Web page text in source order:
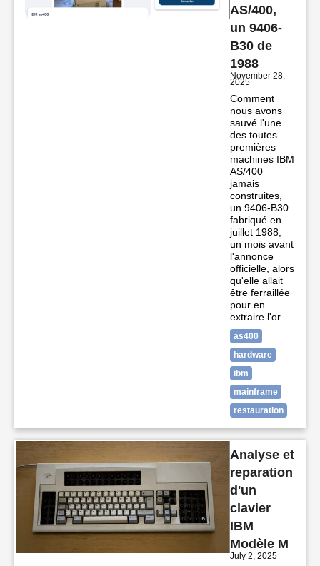
AS/400,
un 9406-
B30 de
1988
November 28,
2025
Comment
nous avons
sauvé l'une
des toutes
premières
machines IBM
AS/400
jamais
construites,
un 9406-B30
fabriqué en
juillet 1988,
un mois avant
l'annonce
officielle, alors
qu'elle allait
être ferraillée
pour en
extraire l'or.
as400
hardware
ibm
mainframe
restauration
Analyse et
reparation
d'un
clavier
IBM
Modèle M
July 2, 2025